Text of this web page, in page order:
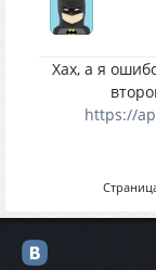
Хах, а я
https://